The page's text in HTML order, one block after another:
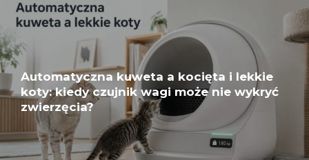
Automatyczna kuweta a kocięta i lekkie
koty: kiedy czujnik wagi może nie wykryć
zwierzęcia?